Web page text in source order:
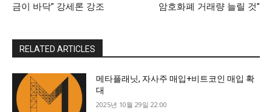
금이 바닥” 강세론 강조 암호화폐 거래량 늘릴 것”
RELATED ARTICLES
메타플래닛, 자사주 매입+비트코인 매입 확
대
2025년 10월 29일 22:00